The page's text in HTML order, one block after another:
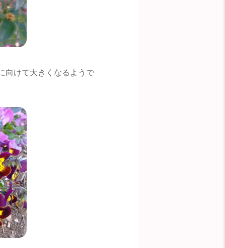
向けて大きくなるようで